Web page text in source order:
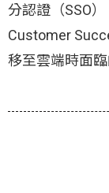
分認證（SSO
Customer
移至雲端時面